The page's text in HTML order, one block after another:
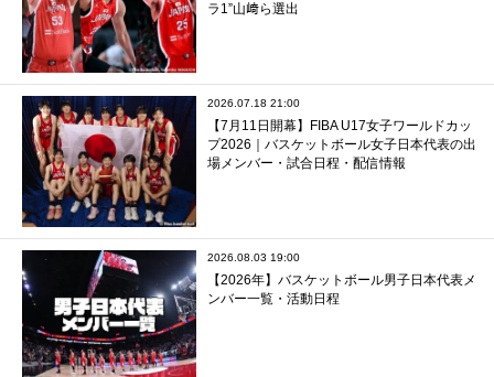
ラ1”山﨑ら選出
2026.07.18 21:00
【7月11日開幕】FIBA U17女子ワールドカッ
プ2026｜バスケットボール女子日本代表の出
場メンバー・試合日程・配信情報
2026.08.03 19:00
【2026年】バスケットボール男子日本代表メ
ンバー一覧・活動日程